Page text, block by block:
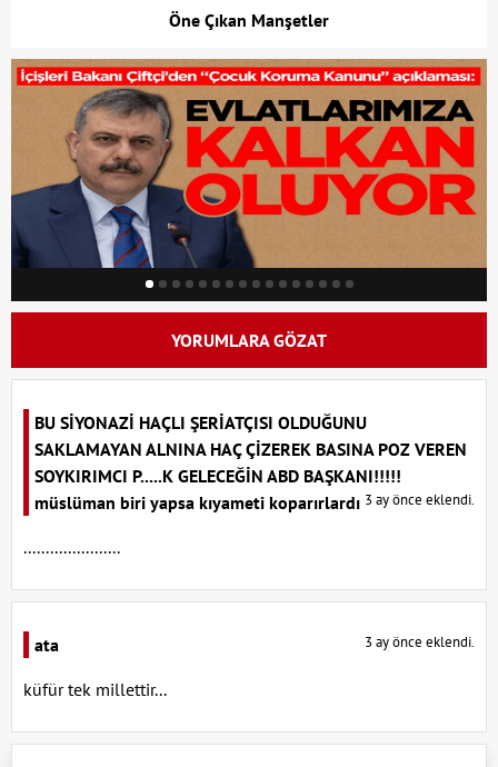
Öne Çıkan Manşetler
YORUMLARA GÖZAT
BU SİYONAZİ HAÇLI ŞERİATÇISI OLDUĞUNU
SAKLAMAYAN ALNINA HAÇ ÇİZEREK BASINA POZ VEREN
SOYKIRIMCI P.....K GELECEĞİN ABD BAŞKANI!!!!!
müslüman biri yapsa kıyameti koparırlardı 3 ay önce eklendi.
......................
ata 3 ay önce eklendi.
küfür tek millettir...